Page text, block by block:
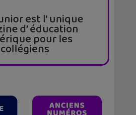
est l’ unique
d’ éducation
pour les
collégiens